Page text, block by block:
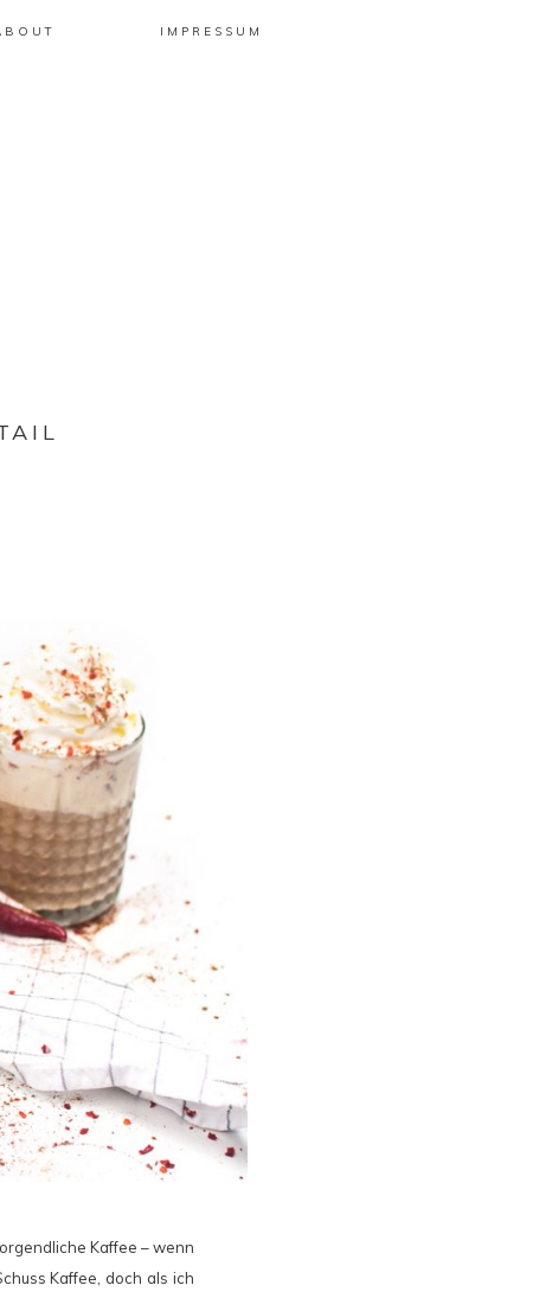
IMPRESSUM
Kaffee – wenn
Kaffee, doch als ich